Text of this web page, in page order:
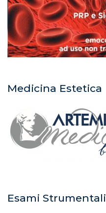
Medicina Estetica
Esami Strumentali